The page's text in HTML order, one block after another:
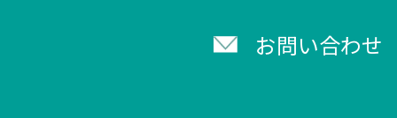
お問い合わせ